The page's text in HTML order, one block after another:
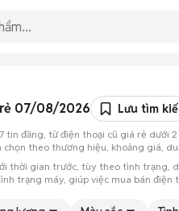
07/08/2026 Lưu tìm
tin đăng, từ điện thoại cũ giá rẻ
theo thương hiệu, khoảng giá,
thời gian trước, tùy theo tình trạng,
trạng máy, giúp việc mua bán